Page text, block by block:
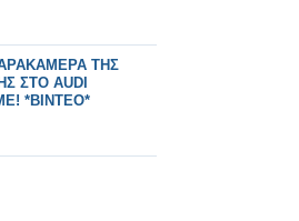
ΤΗΣ
ΣΤΟ AUDI
*ΒΙΝΤΕΟ*